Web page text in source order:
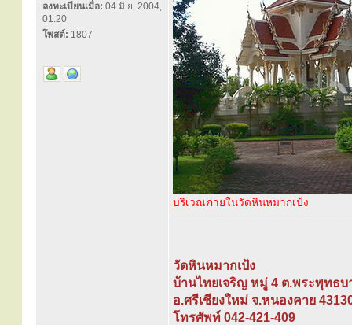
ลงทะเบียนเมื่อ: 04 มิ.ย. 2004,
01:20
โพสต์: 1807
บริเวณภายในวัดหินหมากเป้ง
วัดหินหมากเป้ง
บ้านไทยเจริญ หมู่ 4 ต.พระพุทธบ
อ.ศรีเชียงใหม่ จ.หนองคาย
โทรศัพท์ 042-421-409